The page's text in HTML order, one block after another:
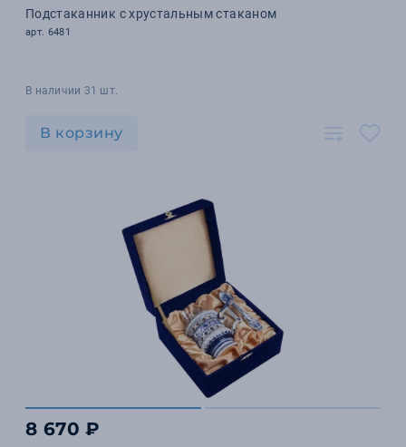
Подстаканник с хрустальным стаканом
арт. 6481
В наличии 31 шт.
В корзину
8 670 ₽